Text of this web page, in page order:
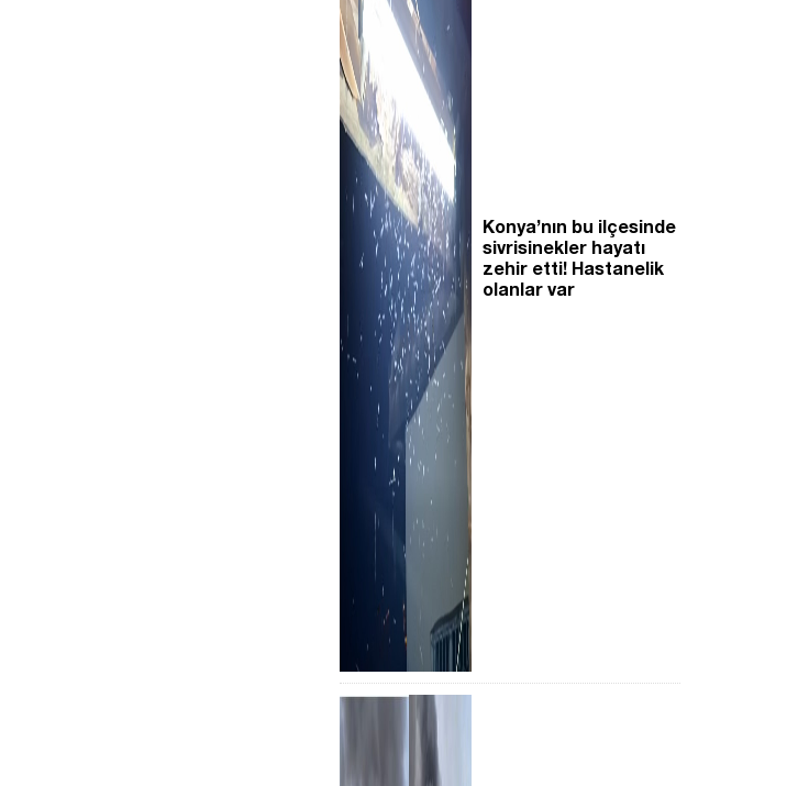
Konya’nın bu ilçesinde
sivrisinekler hayatı
zehir etti! Hastanelik
olanlar var